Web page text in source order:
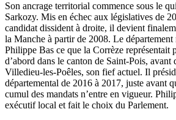
Son ancrage territorial commence sous le
Sarkozy. Mis en échec aux législatives de
candidat dissident à droite, il devient
la Manche à partir de 2008. Le
Philippe Bas ce que la Corrèze représentait
d’abord dans le canton de Saint-Pois,
Villedieu-les-Poêles, son fief actuel. Il
départemental de 2016 à 2017, juste avant
cumul des mandats n’entre en vigueur.
exécutif local et fait le choix du Parlement.